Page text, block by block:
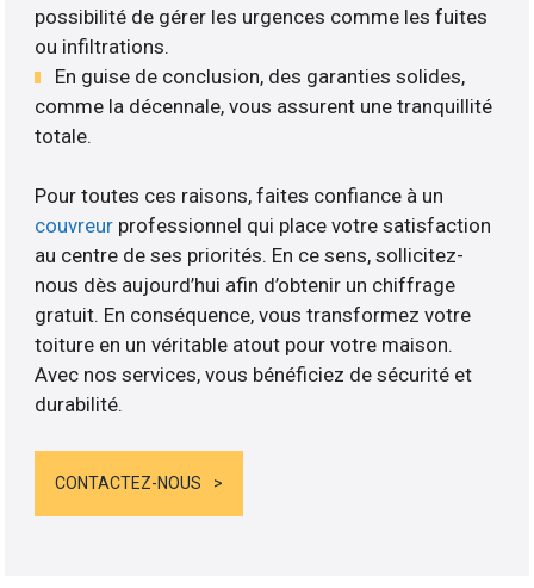
possibilité de gérer les urgences comme les fuites
ou infiltrations.
En guise de conclusion, des garanties solides,
comme la décennale, vous assurent une tranquillité
totale.
Pour toutes ces raisons, faites confiance à un
couvreur professionnel qui place votre satisfaction
au centre de ses priorités. En ce sens, sollicitez-
nous dès aujourd’hui afin d’obtenir un chiffrage
gratuit. En conséquence, vous transformez votre
toiture en un véritable atout pour votre maison.
Avec nos services, vous bénéficiez de sécurité et
durabilité.
CONTACTEZ-NOUS